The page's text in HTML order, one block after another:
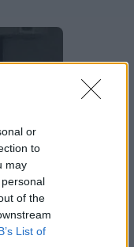
or
to
may
of the
List of